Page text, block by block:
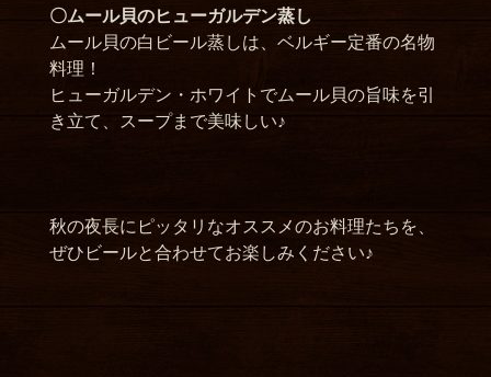
〇ムール貝のヒューガルデン蒸し
ムール貝の白ビール蒸しは、ベルギー定番の名物
料理！
ヒューガルデン・ホワイトでムール貝の旨味を引
き立て、スープまで美味しい♪
秋の夜長にピッタリなオススメのお料理たちを、
ぜひビールと合わせてお楽しみください♪